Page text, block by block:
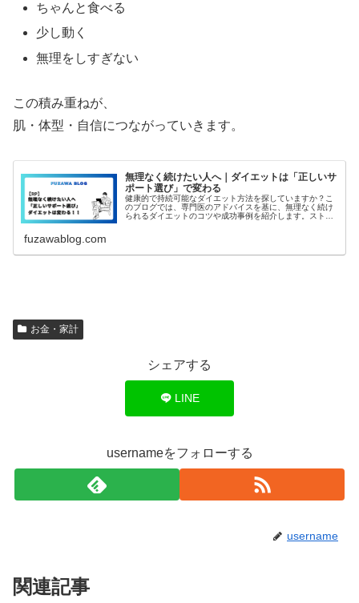
ちゃんと食べる
少し動く
無理をしすぎない
この積み重ねが、
肌・体型・自信につながっていきます。
無理なく続けたい人へ｜ダイエットは「正しいサ
ポート選び」で変わる
健康的で持続可能なダイエット方法を探していますか？こ
のブログでは、専門医のアドバイスを基に、無理なく続け
られるダイエットのコツや成功事例を紹介します。ストレ
fuzawablog.com
お金・家計
シェアする
LINE
usernameをフォローする
username
関連記事